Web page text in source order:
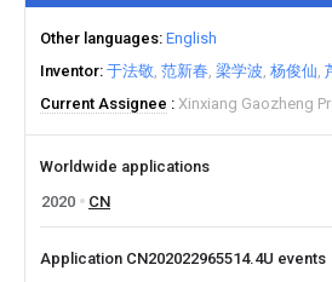
Other languages English
Inventor 于法敬 范新春 梁学波 杨俊仙
Current Assignee
Xinxiang Gaozheng
Worldwide applications
2020
CN
Application CN202022965514.4U events